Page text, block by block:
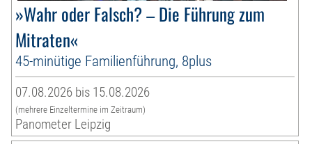
»Wahr oder Falsch? – Die Führung zum
Mitraten«
45-minütige Familienführung, 8plus
07.08.2026 bis 15.08.2026
(mehrere Einzeltermine im Zeitraum)
Panometer Leipzig